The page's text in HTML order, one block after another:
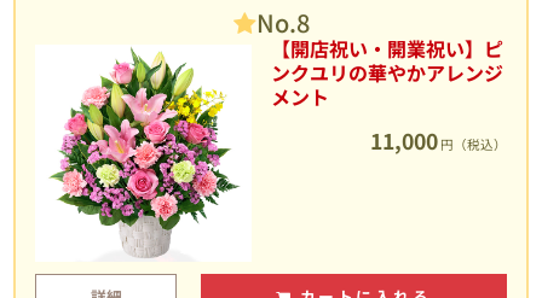
No.8
【開店祝い・開業祝い】ピ
ンクユリの華やかアレンジ
メント
11,000 円（税込）